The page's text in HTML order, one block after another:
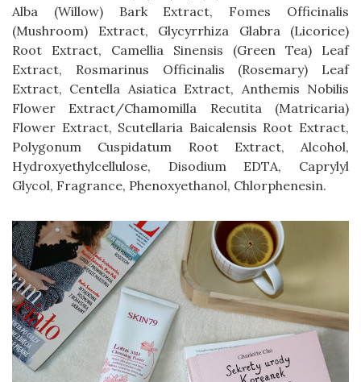
Alba (Willow) Bark Extract, Fomes Officinalis
(Mushroom) Extract, Glycyrrhiza Glabra (Licorice)
Root Extract, Camellia Sinensis (Green Tea) Leaf
Extract, Rosmarinus Officinalis (Rosemary) Leaf
Extract, Centella Asiatica Extract, Anthemis Nobilis
Flower Extract/Chamomilla Recutita (Matricaria)
Flower Extract, Scutellaria Baicalensis Root Extract,
Polygonum Cuspidatum Root Extract, Alcohol,
Hydroxyethylcellulose, Disodium EDTA, Caprylyl
Glycol, Fragrance, Phenoxyethanol, Chlorphenesin.